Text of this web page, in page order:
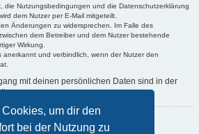
um dir den
bei der Nutzung zu
die Nutzungsbedingungen und die Datenschutzerklärung
dem Nutzer per E-Mail mitgeteilt.
Änderungen zu widersprechen. Im Falle des
dem Betreiber und dem Nutzer bestehende
Wirkung.
und verbindlich, wenn der Nutzer den
mit deinen persönlichen Daten sind in der